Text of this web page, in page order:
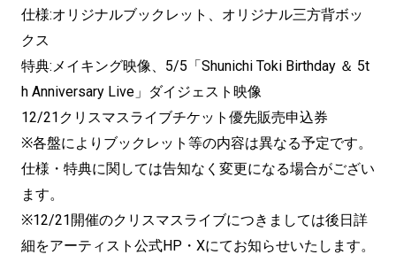
仕様:オリジナルブックレット、オリジナル三方背ボッ
クス
特典:メイキング映像、5/5「Shunichi Toki Birthday ＆ 5t
h Anniversary Live」ダイジェスト映像
12/21クリスマスライブチケット優先販売申込券
※各盤によりブックレット等の内容は異なる予定です。
仕様・特典に関しては告知なく変更になる場合がござい
ます。
※12/21開催のクリスマスライブにつきましては後日詳
細をアーティスト公式HP・Xにてお知らせいたします。